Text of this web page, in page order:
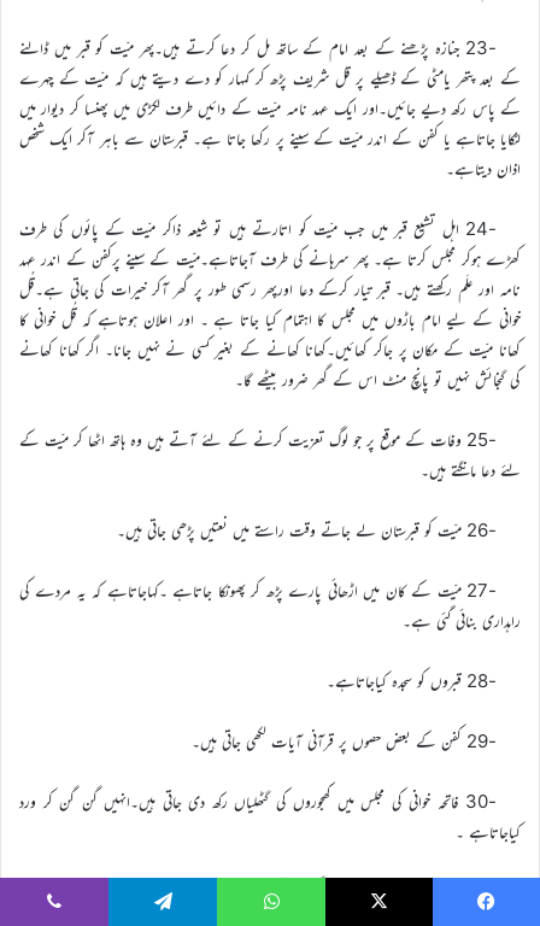
-23 جنازہ پڑھنے کے بعد امام کے ساتھ مل کر دعا کرتے ہیں۔پھر میّت کو قبر میں ڈالنے
کے بعد پتھر یامٹی کے ڈھیلے پر قل شریف پڑھ کر کمہار کو دے دیتے ہیں کہ میّت کے چہرے
کے پاس رکھ دیے جائیں۔اور ایک عہد نامہ میّت کے دائیں طرف لکڑی میں پھنسا کر دیوار میں
لٹکایا جاتاہے یا کفن کے اندر میّت کے سینے پر رکھا جاتا ہے۔ قبرستان سے باہر آکر ایک شخص
اذان دیتاہے۔
-24 اہل تشیع قبر میں جب میّت کو اتارتے ہیں تو شیعہ ذاکر میّت کے پائوں کی طرف
کھڑے ہوکر مجلس کرتا ہے۔ پھر سرہانے کی طرف آجاتاہے۔میّت کے سینے پرکفن کے اندر عہد
نامہ اور علَم رکھتے ہیں۔ قبر تیار کرکے دعا اورپھر رسمی طور پر گھر آکر خیرات کی جاتی ہے۔قُل
خوانی کے لیے امام باڑوں میں مجلس کا اہتمام کیا جاتا ہے ۔ اور اعلان ہوتاہے کہ قُل خوانی کا
کھانا میّت کے مکان پر جاکر کھائیں۔کھانا کھانے کے بغیر کسی نے نہیں جانا۔ اگر کھانا کھانے
کی گنجائش نہیں تو پانچ منٹ اس کے گھر ضرور بیٹھے گا۔
-25 وفات کے موقع پر جو لوگ تعزیت کرنے کے لئے آتے ہیں وہ ہاتھ اٹھا کر میّت کے
لئے دعا مانگتے ہیں۔
-26 میّت کو قبرستان لے جاتے وقت راستے میں نعتیں پڑھی جاتی ہیں۔
-27 میّت کے کان میں اڑھائی پارے پڑھ کر پھونکا جاتاہے ۔کہاجاتاہے کہ یہ مردے کی
راہداری بنائی گئی ہے۔
-28 قبروں کو سجدہ کیاجاتاہے۔
-29 کفن کے بعض حصوں پر قرآنی آیات لکھی جاتی ہیں۔
-30 فاتحہ خوانی کی مجلس میں کھجوروں کی گٹھلیاں رکھ دی جاتی ہیں۔انہیں گن گن کر ورد
کیاجاتاہے ۔
-31 چالیس دن تک مولوی کے گھر روٹی بھیجی جاتی ہے۔